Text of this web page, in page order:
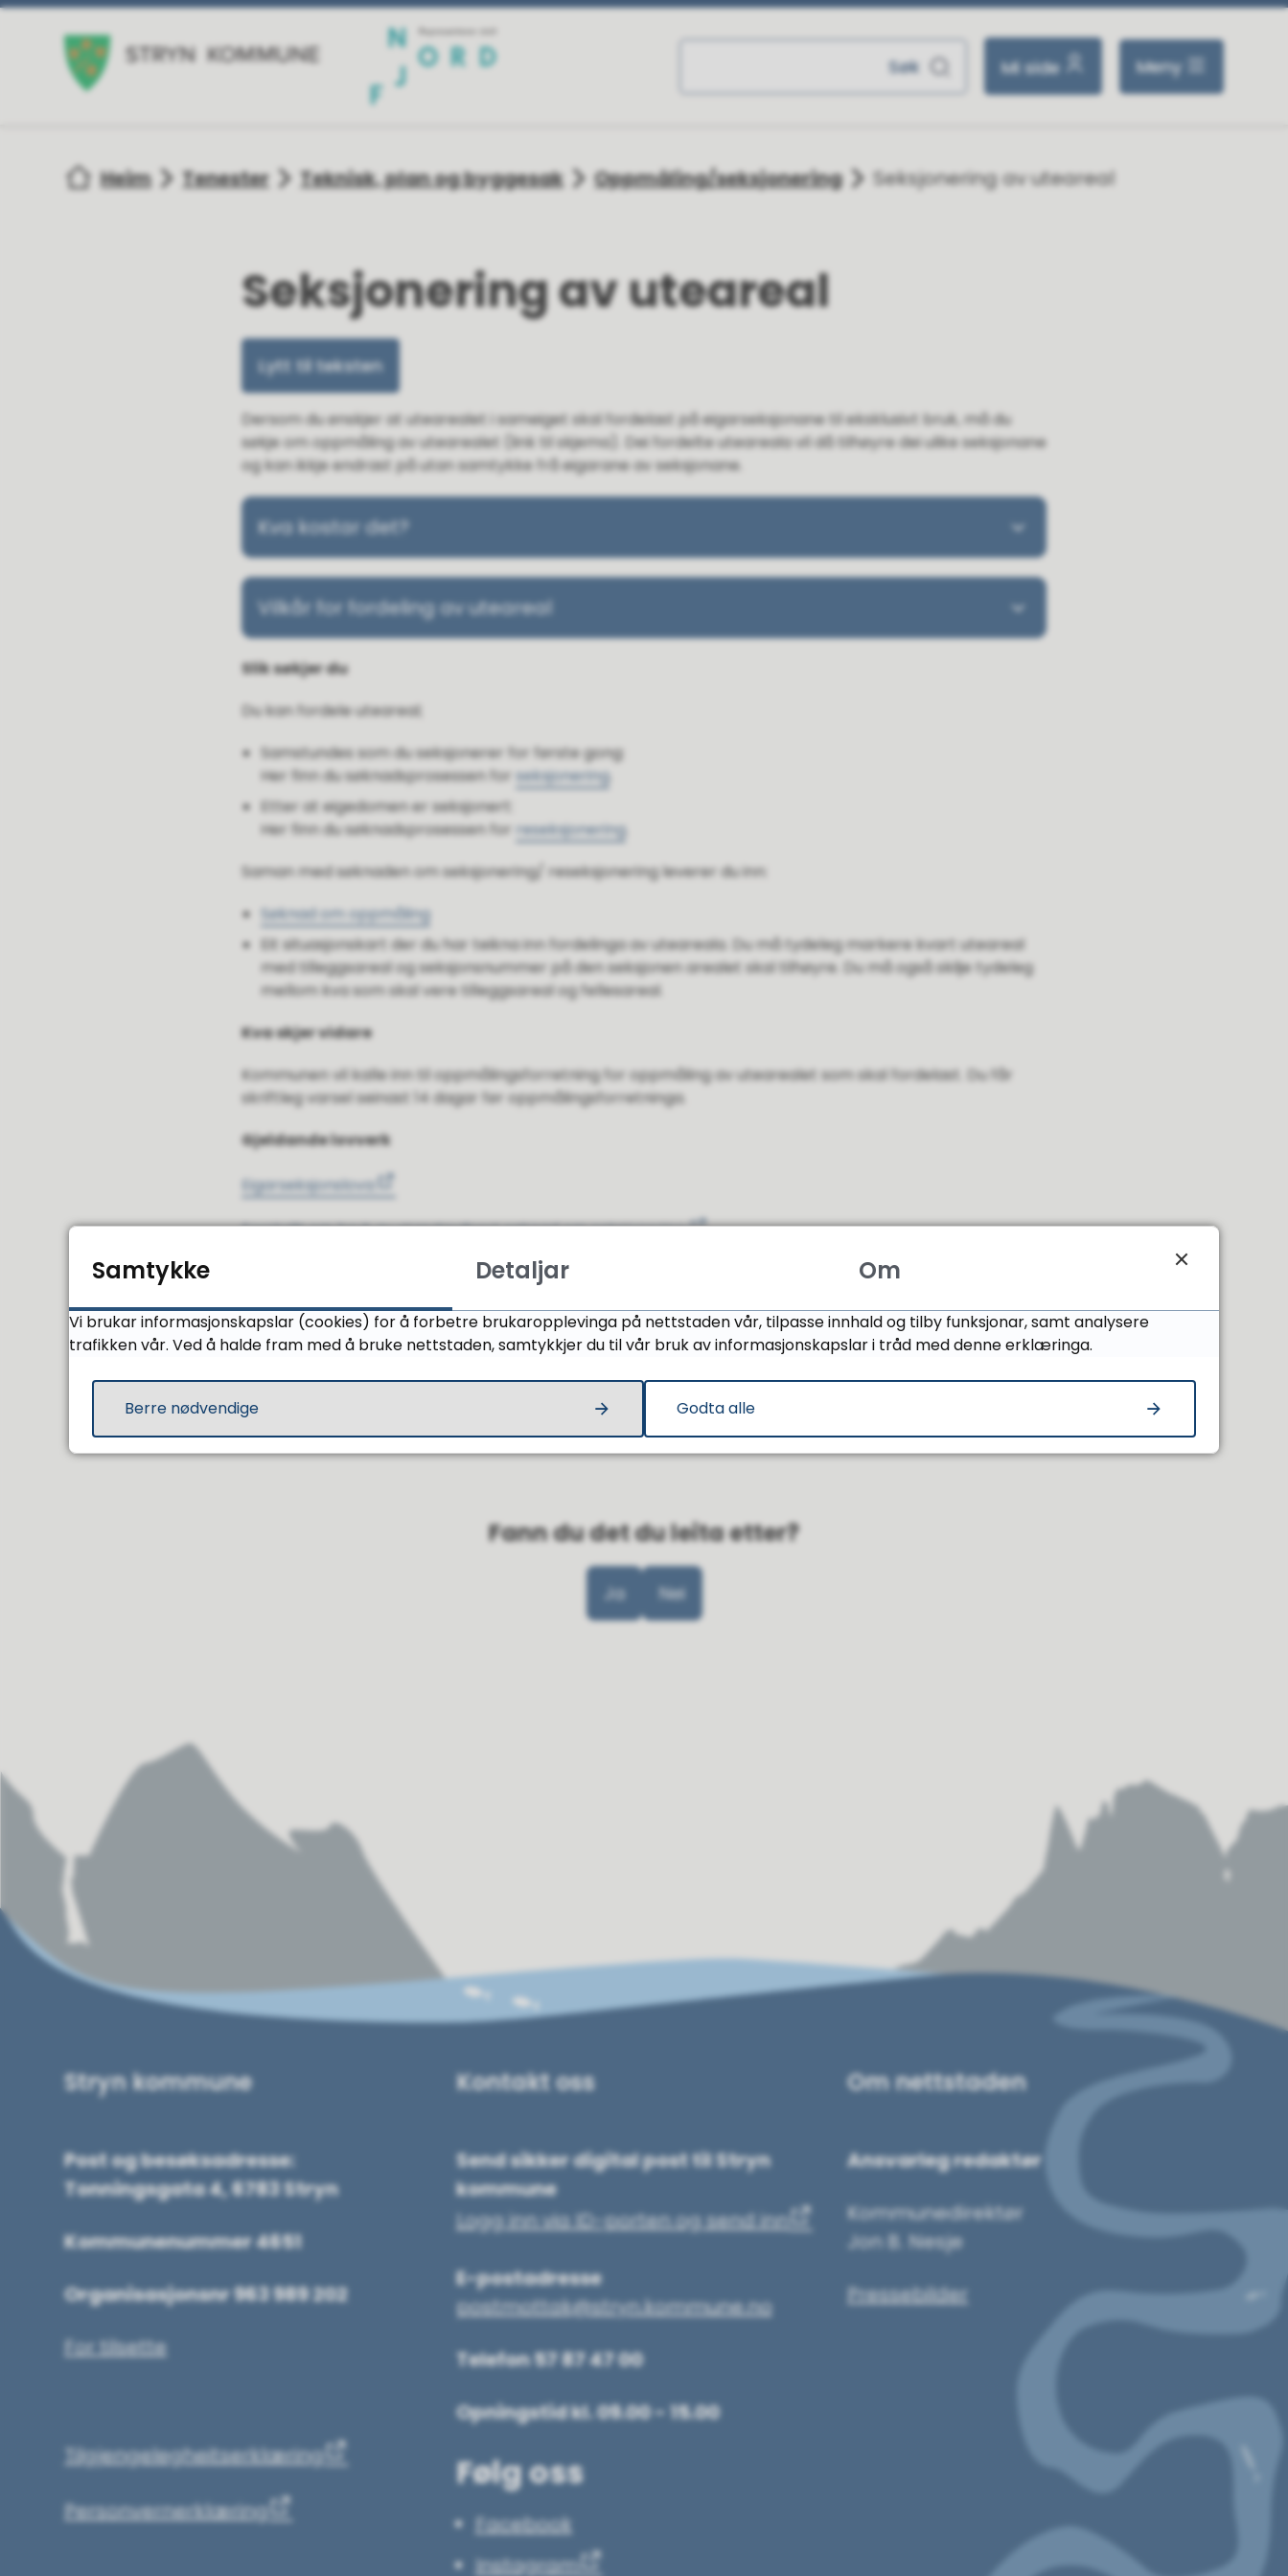
Mi side Meny
Du er her:
Heim Tenester Teknisk, plan og byggesak Oppmåling/seksjonering Seksjonering av uteareal
Seksjonering av uteareal
Lytt til teksten
Dersom du ønskjer at utearealet i sameiget skal fordelast på eigarseksjonane til eksklusivt bruk, må du
søkje om oppmåling av utearealet (link til skjema). Dei fordelte uteareala vil då tilhøyre dei ulike seksjonane
og kan ikkje endrast på utan samtykke frå eigarane av seksjonane.
Kva kostar det?
Vilkår for fordeling av uteareal
Slik søkjer du
Du kan fordele uteareal;
Samstundes som du seksjonerer for første gong:
Her finn du søknadsprosessen for seksjonering.
Etter at eigedomen er seksjonert:
Her finn du søknadsprosessen for reseksjonering.
Saman med søknaden om seksjonering/ reseksjonering leverer du inn:
Søknad om oppmåling
Eit situasjonskart der du har teikna inn fordelinga av uteareala. Du må tydeleg markere kvart uteareal
med tilleggsareal og seksjonsnummer på den seksjonen arealet skal tilhøyre. Du må også skilje tydeleg
mellom kva som skal vere tilleggsareal og fellesareal.
Kva skjer vidare
Kommunen vil kalle inn til oppmålingsforretning for oppmåling av utearealet som skal fordelast. Du får
skriftleg varsel seinast 14 dagar før oppmålingsforretninga.
Gjeldande lovverk
Eigarseksjonslova:
Forskrift om bruk av standardisert søknad om seksjonering
Plan- og bygningslova:
Sist endra 02.01.2026 10.58
Fann du det du leita etter?
Ja Nei
Stryn kommune
Post og besøksadresse:
Tonningsgata 4, 6783 Stryn
Kommunenummer 4651
Organisasjonsnr 963 989 202
For tilsette
Tilgjengelegheits­erklæring
Personvernerklæring
Kontakt oss
Send sikker digital post til Stryn
kommune
Logg inn via ID-porten og send inn
E-postadresse
postmottak@stryn.kommune.no
Telefon 57 87 47 00
Opningstid kl. 09.00 - 15.00
Følg oss
Facebook
Instagram
Om nettstaden
Ansvarleg redaktør
Kommunedirektør
Jon B. Nesje
Pressebilder
Samtykke Detaljar Om
Vi brukar informasjonskapslar (cookies) for å forbetre brukaropplevinga på nettstaden vår, tilpasse innhald og tilby funksjonar, samt analysere
trafikken vår. Ved å halde fram med å bruke nettstaden, samtykkjer du til vår bruk av informasjonskapslar i tråd med denne erklæringa.
Berre nødvendige Godta alle